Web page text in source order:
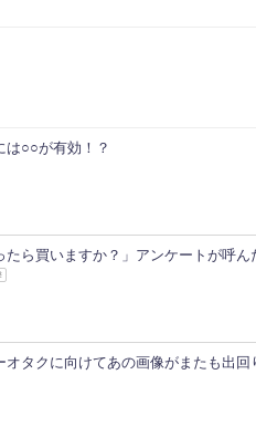
は○○が有効！？
たら買いますか？」アンケートが呼ん
オタクに向けてあの画像がまたも出